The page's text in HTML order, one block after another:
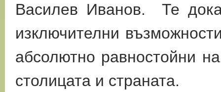
Василев Иванов. Те
изключителни
абсолютно равностойни
столицата и страната.